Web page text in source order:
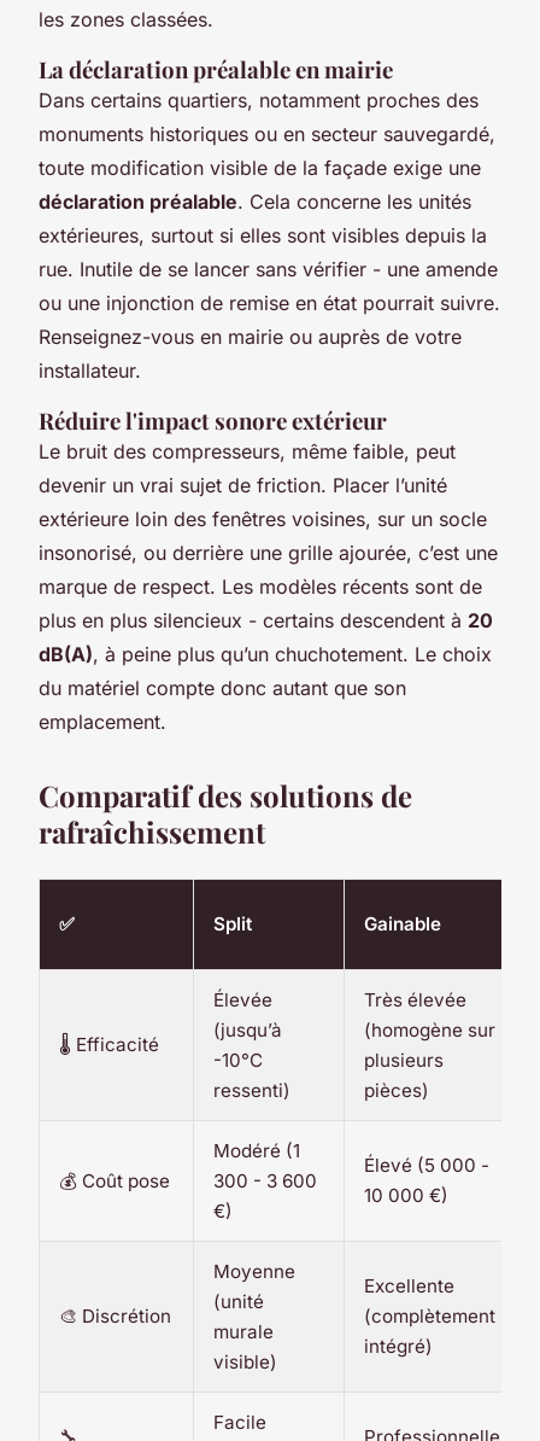
les zones classées.
La déclaration préalable en mairie
Dans certains quartiers, notamment proches des
monuments historiques ou en secteur sauvegardé,
toute modification visible de la façade exige une
déclaration préalable. Cela concerne les unités
extérieures, surtout si elles sont visibles depuis la
rue. Inutile de se lancer sans vérifier - une amende
ou une injonction de remise en état pourrait suivre.
Renseignez-vous en mairie ou auprès de votre
installateur.
Réduire l'impact sonore extérieur
Le bruit des compresseurs, même faible, peut
devenir un vrai sujet de friction. Placer l’unité
extérieure loin des fenêtres voisines, sur un socle
insonorisé, ou derrière une grille ajourée, c’est une
marque de respect. Les modèles récents sont de
plus en plus silencieux - certains descendent à 20
dB(A), à peine plus qu’un chuchotement. Le choix
du matériel compte donc autant que son
emplacement.
Comparatif des solutions de
rafraîchissement
✅ Split Gainable
🌡️ Efficacité
Élevée
(jusqu’à
-10°C
ressenti)
Très élevée
(homogène sur
plusieurs
pièces)
💰 Coût pose
Modéré (1
300 - 3 600
€)
Élevé (5 000 -
10 000 €)
🎨 Discrétion
Moyenne
(unité
murale
visible)
Excellente
(complètement
intégré)
Facile